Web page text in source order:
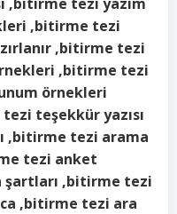
,bitirme tezi
,bitirme tezi
,bitirme tezi
örnekleri
teşekkür yazısı
,bitirme tezi arama
tezi anket
,bitirme tezi
,bitirme tezi ara